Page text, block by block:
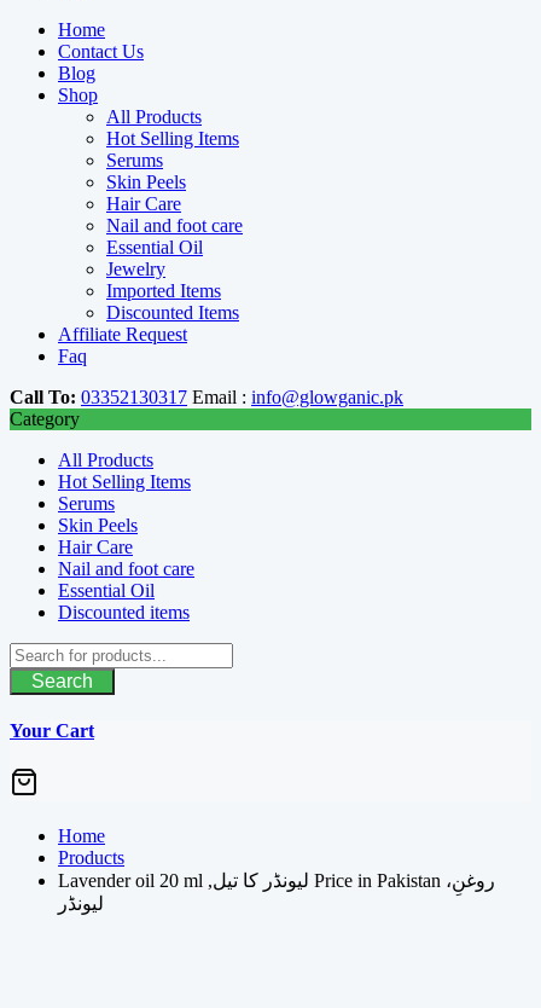
Home
Contact Us
Blog
Shop
All Products
Hot Selling Items
Serums
Skin Peels
Hair Care
Nail and foot care
Essential Oil
Jewelry
Imported Items
Discounted Items
Affiliate Request
Faq
Call To: 03352130317 Email : info@glowganic.pk
Category
All Products
Hot Selling Items
Serums
Skin Peels
Hair Care
Nail and foot care
Essential Oil
Discounted items
Search
Your Cart
Home
Products
Lavender oil 20 ml ,لیونڈر کا تیل Price in Pakistan ،روغنِ
لیونڈر